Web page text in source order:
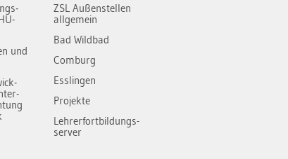
und
ZSL Au­ßen­stel­len
all­ge­mein
Bad Wild­bad
Com­burg
Ess­lin­gen
Pro­jek­te
Leh­rer­fort­bil­dungs-
ser­ver